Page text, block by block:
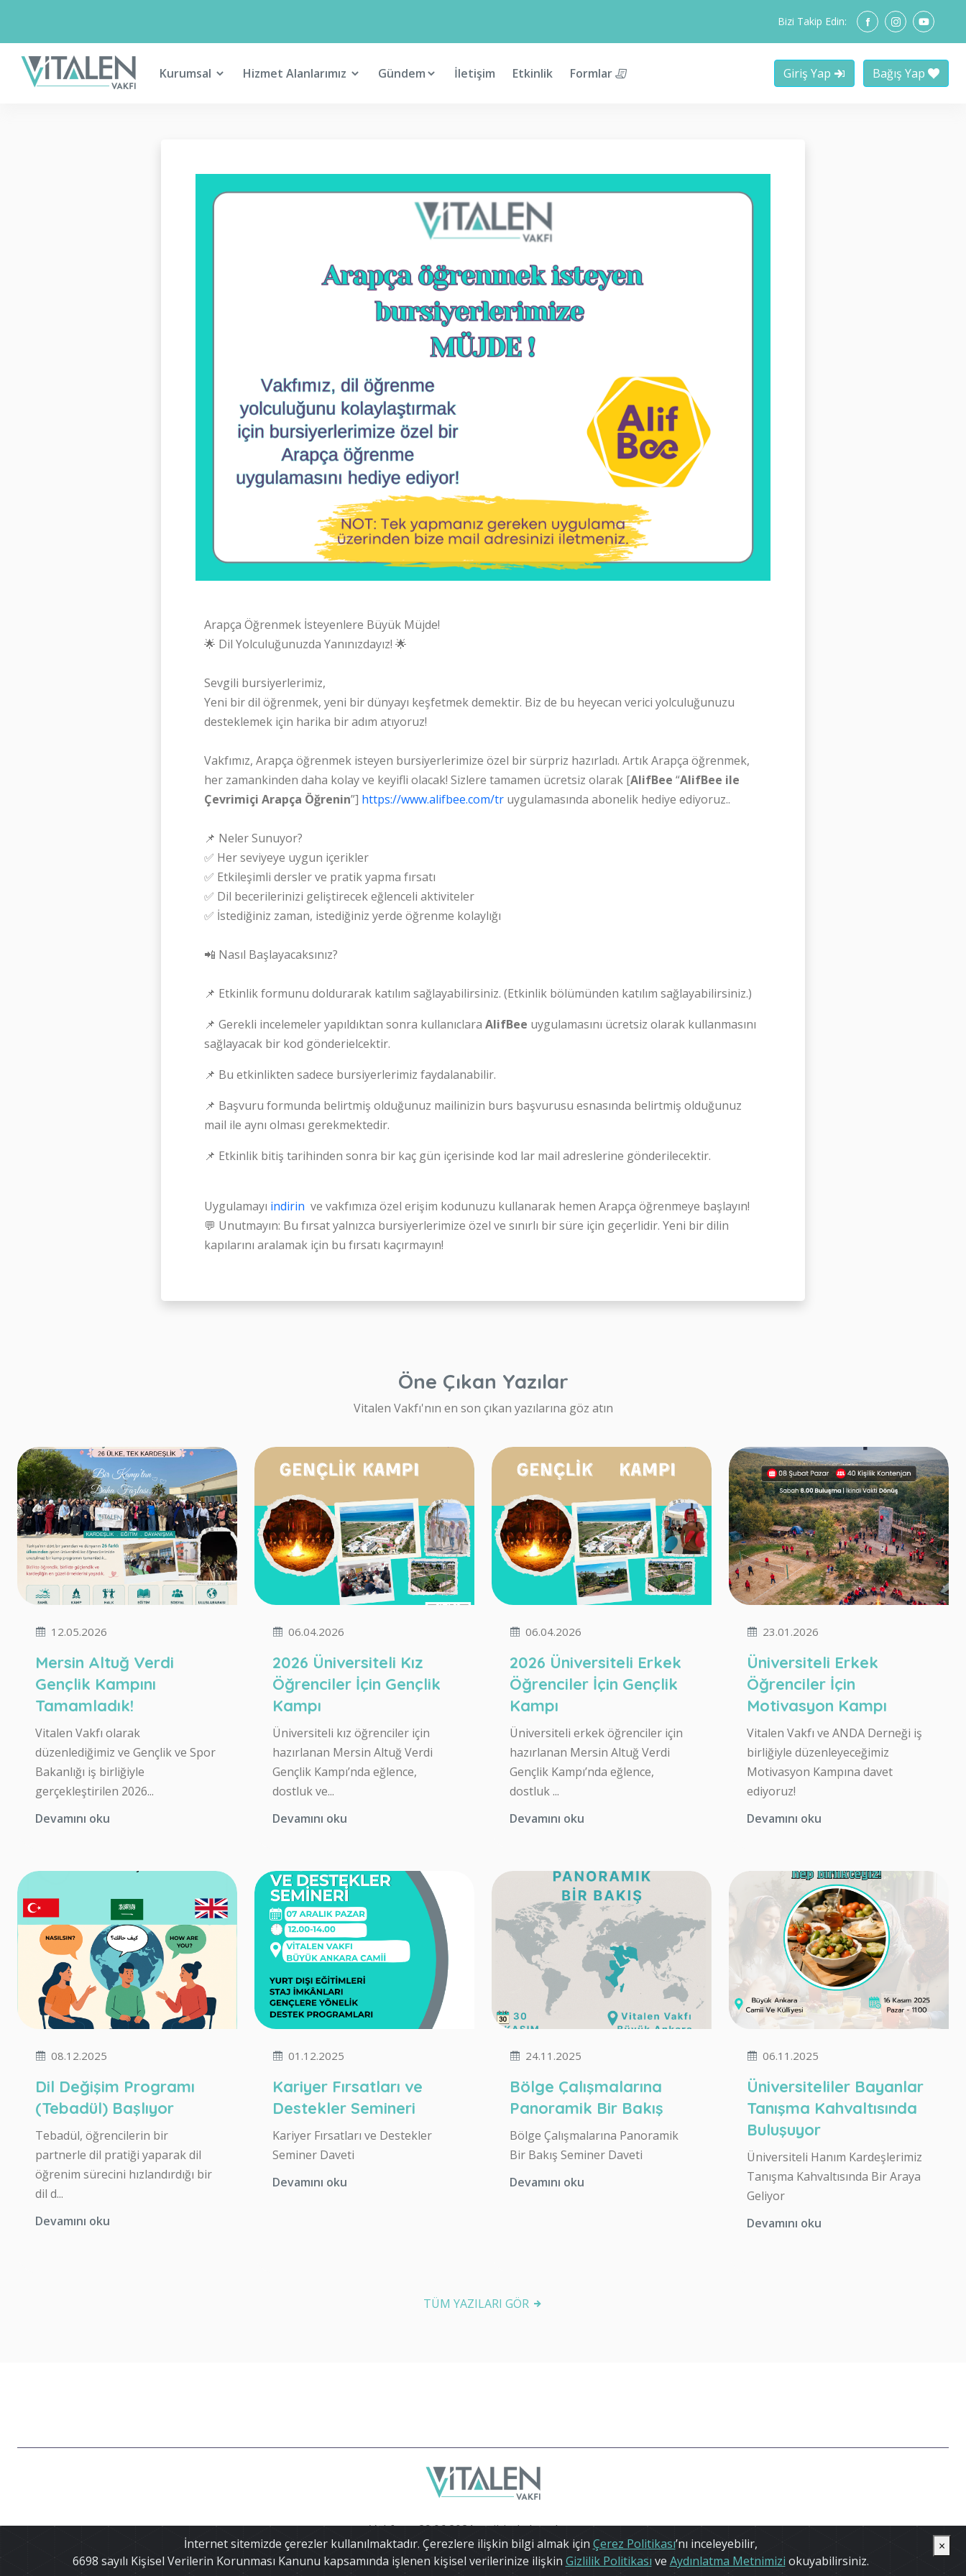
Bizi Takip Edin:
Kurumsal Hizmet Alanlarımız Gündem İletişim Etkinlik Formlar Giriş Yap Bağış Yap
Arapça Öğrenmek İsteyenlere Büyük Müjde!
🌟 Dil Yolculuğunuzda Yanınızdayız! 🌟
Sevgili bursiyerlerimiz,
Yeni bir dil öğrenmek, yeni bir dünyayı keşfetmek demektir. Biz de bu heyecan verici yolculuğunuzu
desteklemek için harika bir adım atıyoruz!
Vakfımız, Arapça öğrenmek isteyen bursiyerlerimize özel bir sürpriz hazırladı. Artık Arapça öğrenmek,
her zamankinden daha kolay ve keyifli olacak! Sizlere tamamen ücretsiz olarak [AlifBee “AlifBee ile
Çevrimiçi Arapça Öğrenin”] https://www.alifbee.com/tr uygulamasında abonelik hediye ediyoruz..
📌 Neler Sunuyor?
✅ Her seviyeye uygun içerikler
✅ Etkileşimli dersler ve pratik yapma fırsatı
✅ Dil becerilerinizi geliştirecek eğlenceli aktiviteler
✅ İstediğiniz zaman, istediğiniz yerde öğrenme kolaylığı
📲 Nasıl Başlayacaksınız?
📌 Etkinlik formunu doldurarak katılım sağlayabilirsiniz. (Etkinlik bölümünden katılım sağlayabilirsiniz.)
📌 Gerekli incelemeler yapıldıktan sonra kullanıclara AlifBee uygulamasını ücretsiz olarak kullanmasını
sağlayacak bir kod gönderielcektir.
📌 Bu etkinlikten sadece bursiyerlerimiz faydalanabilir.
📌 Başvuru formunda belirtmiş olduğunuz mailinizin burs başvurusu esnasında belirtmiş olduğunuz
mail ile aynı olması gerekmektedir.
📌 Etkinlik bitiş tarihinden sonra bir kaç gün içerisinde kod lar mail adreslerine gönderilecektir.
Uygulamayı indirin ve vakfımıza özel erişim kodunuzu kullanarak hemen Arapça öğrenmeye başlayın!
💬 Unutmayın: Bu fırsat yalnızca bursiyerlerimize özel ve sınırlı bir süre için geçerlidir. Yeni bir dilin
kapılarını aralamak için bu fırsatı kaçırmayın!
Öne Çıkan Yazılar
Vitalen Vakfı'nın en son çıkan yazılarına göz atın
12.05.2026
Mersin Altuğ Verdi
Gençlik Kampını
Tamamladık!
Vitalen Vakfı olarak
düzenlediğimiz ve Gençlik ve Spor
Bakanlığı iş birliğiyle
gerçekleştirilen 2026...
Devamını oku
06.04.2026
2026 Üniversiteli Kız
Öğrenciler İçin Gençlik
Kampı
Üniversiteli kız öğrenciler için
hazırlanan Mersin Altuğ Verdi
Gençlik Kampı’nda eğlence,
dostluk ve...
Devamını oku
06.04.2026
2026 Üniversiteli Erkek
Öğrenciler İçin Gençlik
Kampı
Üniversiteli erkek öğrenciler için
hazırlanan Mersin Altuğ Verdi
Gençlik Kampı’nda eğlence,
dostluk ...
Devamını oku
23.01.2026
Üniversiteli Erkek
Öğrenciler İçin
Motivasyon Kampı
Vitalen Vakfı ve ANDA Derneği iş
birliğiyle düzenleyeceğimiz
Motivasyon Kampına davet
ediyoruz!
Devamını oku
08.12.2025
Dil Değişim Programı
(Tebadül) Başlıyor
Tebadül, öğrencilerin bir
partnerle dil pratiği yaparak dil
öğrenim sürecini hızlandırdığı bir
dil d...
Devamını oku
01.12.2025
Kariyer Fırsatları ve
Destekler Semineri
Kariyer Fırsatları ve Destekler
Seminer Daveti
Devamını oku
24.11.2025
Bölge Çalışmalarına
Panoramik Bir Bakış
Bölge Çalışmalarına Panoramik
Bir Bakış Seminer Daveti
Devamını oku
06.11.2025
Üniversiteliler Bayanlar
Tanışma Kahvaltısında
Buluşuyor
Üniversiteli Hanım Kardeşlerimiz
Tanışma Kahvaltısında Bir Araya
Geliyor
Devamını oku
TÜM YAZILARI GÖR
Vakfımız 29.06.2021 tarihinde kurulmuştur
Vakfımız, Cumhurbaşkanlığı 09.10.2024 tarih ve 2024/9040 sayılı kararıyla vergi muafiyeti statüsü kazanmıştır.
×
İnternet sitemizde çerezler kullanılmaktadır. Çerezlere ilişkin bilgi almak için Çerez Politikası’nı inceleyebilir,
6698 sayılı Kişisel Verilerin Korunması Kanunu kapsamında işlenen kişisel verilerinize ilişkin Gizlilik Politikası ve Aydınlatma Metnimizi okuyabilirsiniz.